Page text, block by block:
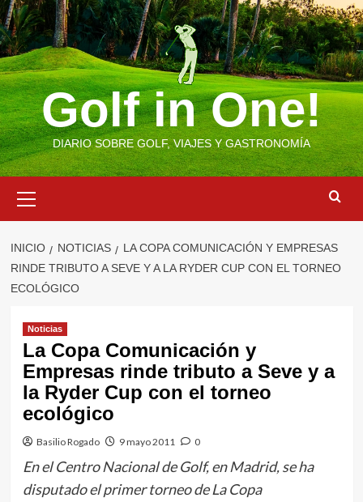
Saltar
al
contenido
Golf in One!
DIARIO SOBRE GOLF, VIAJES Y GASTRONOMÍA
primario
INICIO NOTICIAS
LA COPA COMUNICACIÓN Y EMPRESAS
RINDE TRIBUTO A SEVE Y A LA RYDER CUP CON EL TORNEO
ECOLÓGICO
Noticias
La Copa Comunicación y
Empresas rinde tributo a Seve y a
la Ryder Cup con el torneo
ecológico
Basilio Rogado 9 mayo 2011 0
En el Centro Nacional de Golf, en Madrid, se ha
disputado el primer torneo de La Copa